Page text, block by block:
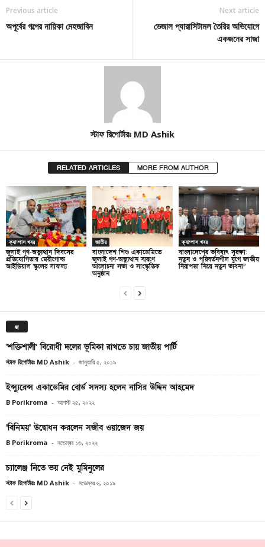
Previous article
অপূর্বের গল্পের নায়িকা মেহজাবিন
Next article
ভেজাল প্যারাসিটামল তৈরির অভিযোগে
একজনের সাজা
স্টাফ রিপোর্টারঃ MD Ashik
RELATED ARTICLES MORE FROM AUTHOR
ক্যাম্পাস খবর
জুলাই গণ-অভ্যুত্থান দিবসের
প্রতিযোগিতায় মেরীগোল্ড
আইডিয়াল স্কুলের সাফল্য
জাতীয়
বাংলাদেশ শিশু একাডেমিতে
জুলাই গণ-অভ্যুত্থান স্মরণে
আলোচনা সভা ও সাংস্কৃতিক
অনুষ্ঠান
ক্যাম্পাস খবর
বাংলাদেশের ভবিষ্যৎ সুরক্ষা:
নতুন ও পরিবর্তনশীল যুগে জাতীয়
নিরাপত্তা নিয়ে নতুন ভাবনা”
জ
‘শক্তিশালী’ বিরোধী দলের ভূমিকা রাখতে চায় জাতীয় পার্টি
স্টাফ রিপোর্টারঃ MD Ashik - জানুয়ারি ৫, ২০১৯
ইন্স্যুরেন্স একাডেমির বোর্ড সদস্য হলেন নাসির উদ্দিন আহমেদ
B Porikroma - আগস্ট ২৫, ২০২২
‘বিনিময়’ উদ্বোধন করলেন সজীব ওয়াজেদ জয়
B Porikroma - নভেম্বর ১৩, ২০২২
চ্যালেঞ্জ নিতে ভয় নেই মুমিনুলের
স্টাফ রিপোর্টারঃ MD Ashik - নভেম্বর ৬, ২০১৯